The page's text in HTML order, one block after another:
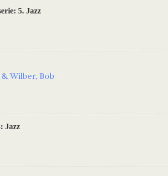
5. Jazz
Wilber, Bob
Jazz